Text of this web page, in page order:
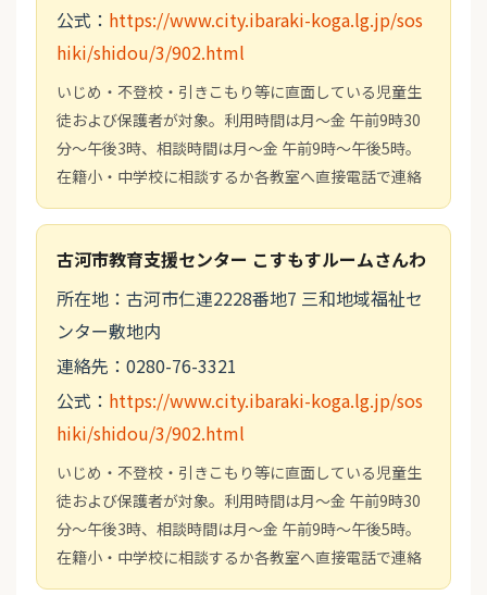
公式： https://www.city.ibaraki-koga.lg.jp/sos
hiki/shidou/3/902.html
いじめ・不登校・引きこもり等に直面している児童生
徒および保護者が対象。利用時間は月～金 午前9時30
分～午後3時、相談時間は月～金 午前9時～午後5時。
在籍小・中学校に相談するか各教室へ直接電話で連絡
古河市教育支援センター こすもすルームさんわ
所在地：古河市仁連2228番地7 三和地域福祉セ
ンター敷地内
連絡先：0280-76-3321
公式： https://www.city.ibaraki-koga.lg.jp/sos
hiki/shidou/3/902.html
いじめ・不登校・引きこもり等に直面している児童生
徒および保護者が対象。利用時間は月～金 午前9時30
分～午後3時、相談時間は月～金 午前9時～午後5時。
在籍小・中学校に相談するか各教室へ直接電話で連絡